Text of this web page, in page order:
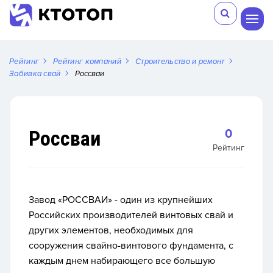
Рейтинг Рейтинг компаний
Строительство и ремонт
Забивка свай
Россваи
Россваи 0
Рейтинг
Завод «РОССВАИ» - один из крупнейших
Российских производителей винтовых свай и
других элементов, необходимых для
сооружения свайно-винтового фундамента, с
каждым днем набирающего все большую